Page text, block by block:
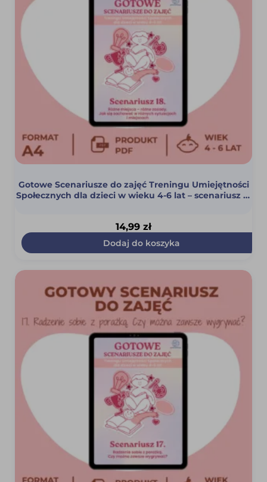
Gotowe Scenariusze do zajęć Treningu Umiejętności
Społecznych dla dzieci w wieku 4-6 lat – scenariusz 18
14,99 zł
Dodaj do koszyka